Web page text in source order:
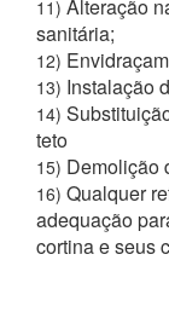
11) Alteração
sanitária;
12)
13) Instalação
14)
teto
15) Demolição
16) Qualquer
adequação
cortina e seus